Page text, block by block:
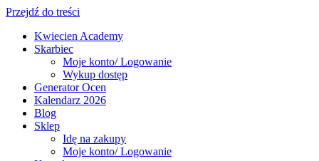
Przejdź do treści
Kwiecien Academy
Skarbiec
Moje konto/ Logowanie
Wykup dostęp
Generator Ocen
Kalendarz 2026
Blog
Sklep
Idę na zakupy
Moje konto/ Logowanie